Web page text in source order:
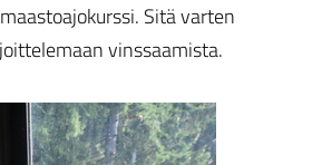
Sitä varten
vinssaamista.